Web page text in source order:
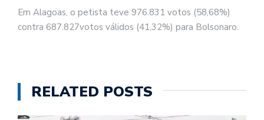
Em Alagoas, o petista teve 976.831 votos (58,68%)
contra 687.827votos válidos (41,32%) para Bolsonaro.
RELATED POSTS